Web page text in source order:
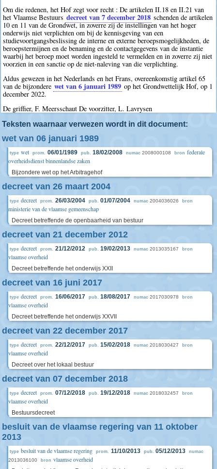
Om die redenen, het Hof zegt voor recht : De artikelen II.18 en II.21 van
het Vlaamse Bestuurs decreet van 7 december 2018 schenden de artikelen
10 en 11 van de Grondwet, in zoverre zij de instellingen van het hoger
onderwijs niet verplichten om bij de kennisgeving van een
studievoortgangsbeslissing de interne en externe beroepsmogelijkheden, de
beroepstermijnen en de benaming en de contactgegevens van de instantie
waarbij het beroep moet worden ingesteld te vermelden en in zoverre zij niet
voorzien in een sanctie op de niet-naleving van die verplichting.
Aldus gewezen in het Nederlands en het Frans, overeenkomstig artikel 65
van de bijzondere wet van 6 januari 1989 op het Grondwettelijk Hof, op 1
december 2022.
De griffier, F. Meersschaut De voorzitter, L. Lavrysen
Teksten waarnaar verwezen wordt in dit document:
wet van 06 januari 1989
type wet prom. 06/01/1989 pub. 18/02/2008 numac 2008000108 bron federale
overheidsdienst binnenlandse zaken
Bijzondere wet op het Arbitragehof
decreet van 26 maart 2004
type decreet prom. 26/03/2004 pub. 01/07/2004 numac 2004036026 bron
ministerie van de vlaamse gemeenschap
Decreet betreffende de openbaarheid van bestuur
decreet van 21 december 2012
type decreet prom. 21/12/2012 pub. 19/02/2013 numac 2013035167 bron
vlaamse overheid
Decreet betreffende het onderwijs XXII
decreet van 16 juni 2017
type decreet prom. 16/06/2017 pub. 18/08/2017 numac 2017030978 bron
vlaamse overheid
Decreet betreffende het onderwijs XXVII
decreet van 22 december 2017
type decreet prom. 22/12/2017 pub. 15/02/2018 numac 2018030427 bron
vlaamse overheid
Decreet over het lokaal bestuur
decreet van 07 december 2018
type decreet prom. 07/12/2018 pub. 19/12/2018 numac 2018032457 bron
vlaamse overheid
Bestuursdecreet
besluit van de vlaamse regering van 11 oktober
2013
type besluit van de vlaamse regering prom. 11/10/2013 pub. 05/12/2013 numac
2013036100 bron vlaamse overheid